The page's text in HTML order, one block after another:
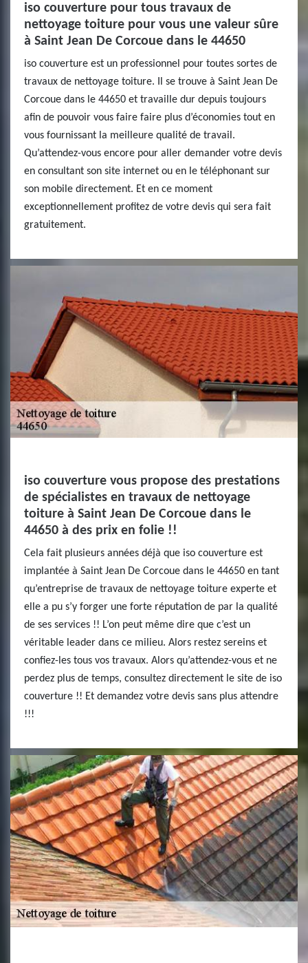
iso couverture pour tous travaux de
nettoyage toiture pour vous une valeur sûre
à Saint Jean De Corcoue dans le 44650
iso couverture est un professionnel pour toutes sortes de
travaux de nettoyage toiture. Il se trouve à Saint Jean De
Corcoue dans le 44650 et travaille dur depuis toujours
afin de pouvoir vous faire faire plus d’économies tout en
vous fournissant la meilleure qualité de travail.
Qu’attendez-vous encore pour aller demander votre devis
en consultant son site internet ou en le téléphonant sur
son mobile directement. Et en ce moment
exceptionnellement profitez de votre devis qui sera fait
gratuitement.
iso couverture vous propose des prestations
de spécialistes en travaux de nettoyage
toiture à Saint Jean De Corcoue dans le
44650 à des prix en folie !!
Cela fait plusieurs années déjà que iso couverture est
implantée à Saint Jean De Corcoue dans le 44650 en tant
qu’entreprise de travaux de nettoyage toiture experte et
elle a pu s’y forger une forte réputation de par la qualité
de ses services !! L’on peut même dire que c’est un
véritable leader dans ce milieu. Alors restez sereins et
confiez-les tous vos travaux. Alors qu’attendez-vous et ne
perdez plus de temps, consultez directement le site de iso
couverture !! Et demandez votre devis sans plus attendre
!!!